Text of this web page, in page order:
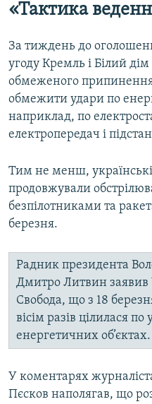
«Тактика
За тиждень до
угоду Кремль і Білий
обмеженого
обмежити удари по
наприклад, по
електропередач і
Тим не менш, українські
продовжували
безпілотниками та
березня.
Радник президента
Дмитро Литвин заявив
Свобода, що з 18
вісім разів цілилася по
енергетичних об’єктах.
У коментарях
Пєсков наполягав, що